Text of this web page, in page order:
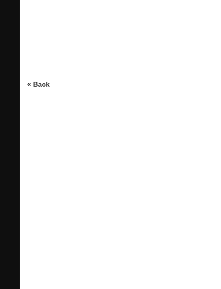
« Back